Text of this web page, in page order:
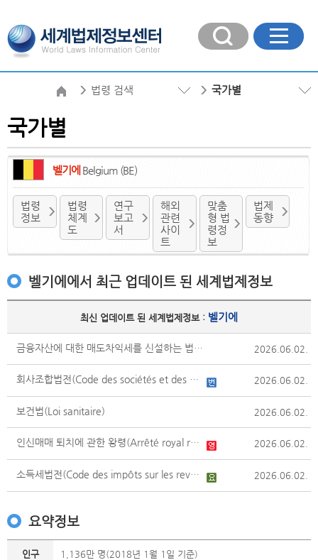
법령 검색 국가별
국가별
벨기에 Belgium (BE)
법령
정보
법령
체계
도
연구
보고
서
해외
관련
사이
트
맞춤
형 법
령정
보
법제
동향
벨기에에서 최근 업데이트 된 세계법제정보
최신 업데이트 된 세계법제정보 : 벨기에
금융자산에 대한 매도차익세를 신설하는 법률(Loi introduisant un impôt sur les plus-values sur les actifs financiers) 2026.06.02.
회사조합법전(Code des sociétés et des associations) 2026.06.02.
보건법(Loi sanitaire) 2026.06.02.
인신매매 퇴치에 관한 왕령(Arrêté royal relatif à la lutte contre le trafic et la traite des êtres humains) 2026.06.02.
소득세법전(Code des impôts sur les revenus) 2026.06.02.
요약정보
인구 1,136만 명(2018년 1월 1일 기준)